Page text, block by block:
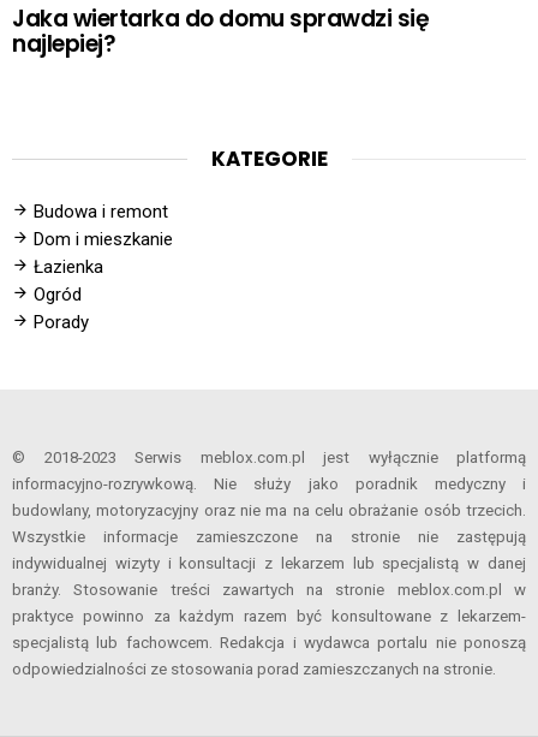
Jaka wiertarka do domu sprawdzi się
najlepiej?
KATEGORIE
Budowa i remont
Dom i mieszkanie
Łazienka
Ogród
Porady
© 2018-2023 Serwis meblox.com.pl jest wyłącznie platformą
informacyjno-rozrywkową. Nie służy jako poradnik medyczny i
budowlany, motoryzacyjny oraz nie ma na celu obrażanie osób trzecich.
Wszystkie informacje zamieszczone na stronie nie zastępują
indywidualnej wizyty i konsultacji z lekarzem lub specjalistą w danej
branży. Stosowanie treści zawartych na stronie meblox.com.pl w
praktyce powinno za każdym razem być konsultowane z lekarzem-
specjalistą lub fachowcem. Redakcja i wydawca portalu nie ponoszą
odpowiedzialności ze stosowania porad zamieszczanych na stronie.